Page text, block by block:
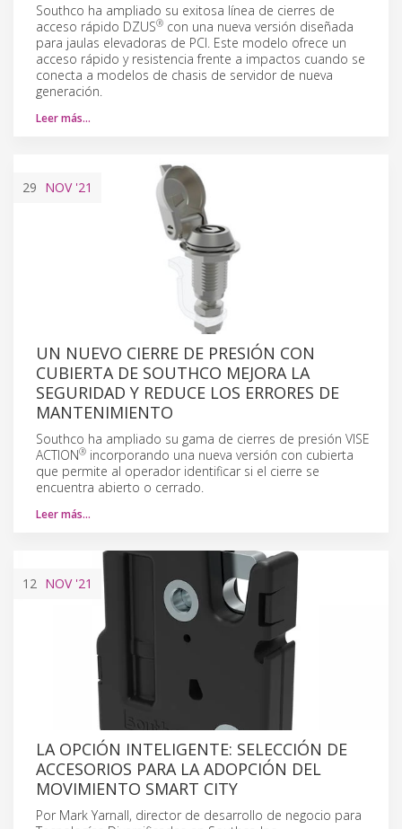
Southco ha ampliado su exitosa línea de cierres de
acceso rápido DZUS® con una nueva versión diseñada
para jaulas elevadoras de PCI. Este modelo ofrece un
acceso rápido y resistencia frente a impactos cuando se
conecta a modelos de chasis de servidor de nueva
generación.
Leer más…
29 NOV'21
UN NUEVO CIERRE DE PRESIÓN CON
CUBIERTA DE SOUTHCO MEJORA LA
SEGURIDAD Y REDUCE LOS ERRORES DE
MANTENIMIENTO
Southco ha ampliado su gama de cierres de presión VISE
ACTION® incorporando una nueva versión con cubierta
que permite al operador identificar si el cierre se
encuentra abierto o cerrado.
Leer más…
12 NOV'21
LA OPCIÓN INTELIGENTE: SELECCIÓN DE
ACCESORIOS PARA LA ADOPCIÓN DEL
MOVIMIENTO SMART CITY
Por Mark Yarnall, director de desarrollo de negocio para